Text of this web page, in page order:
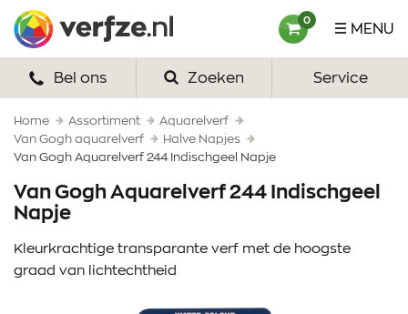
naar
content
MENU
0
HOME
VERF
VERFSETS
TEKENEN
VERFSPULLEN
Bel ons Zoeken Service
Home Assortiment
Aquarelverf
Van Gogh aquarelverf
Halve Napjes
Van Gogh Aquarelverf 244 Indischgeel Napje
Van Gogh Aquarelverf 244 Indischgeel
Napje
Kleurkrachtige transparante verf met de hoogste
graad van lichtechtheid